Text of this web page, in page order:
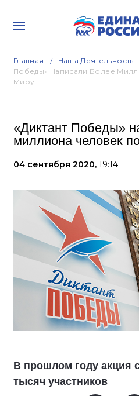
Главная Наша Деятельность
Победы» Написали Более
Миру
«Диктант Победы»
миллиона человек
04 сентября 2020, 19:14
В прошлом году акция
тысяч участников